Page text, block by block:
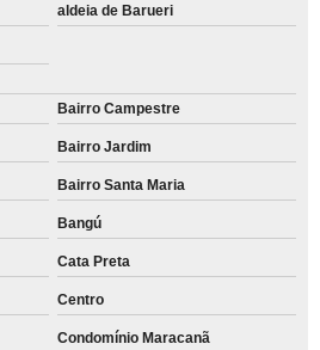
aldeia de Barueri
Bairro Campestre
Bairro Jardim
Bairro Santa Maria
Bangú
Cata Preta
Centro
Condomínio Maracanã